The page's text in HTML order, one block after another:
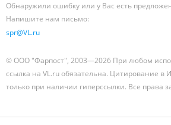
Обнаружили ошибку или у Вас есть
Напишите нам письмо:
spr@VL.ru
© ООО "Фарпост", 2003—2026 При любом
ссылка на VL.ru обязательна. Цитирование в
только при наличии гиперссылки. Все права